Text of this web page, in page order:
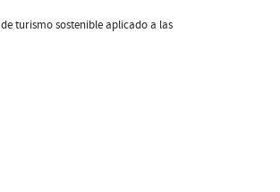
turismo sostenible aplicado a las